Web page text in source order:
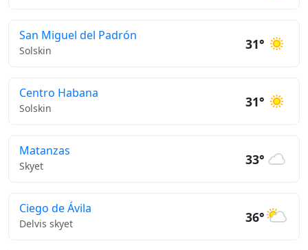
San Miguel del Padrón
Solskin 31°
Centro Habana
Solskin 31°
Matanzas
Skyet 33°
Ciego de Ávila
Delvis skyet 36°